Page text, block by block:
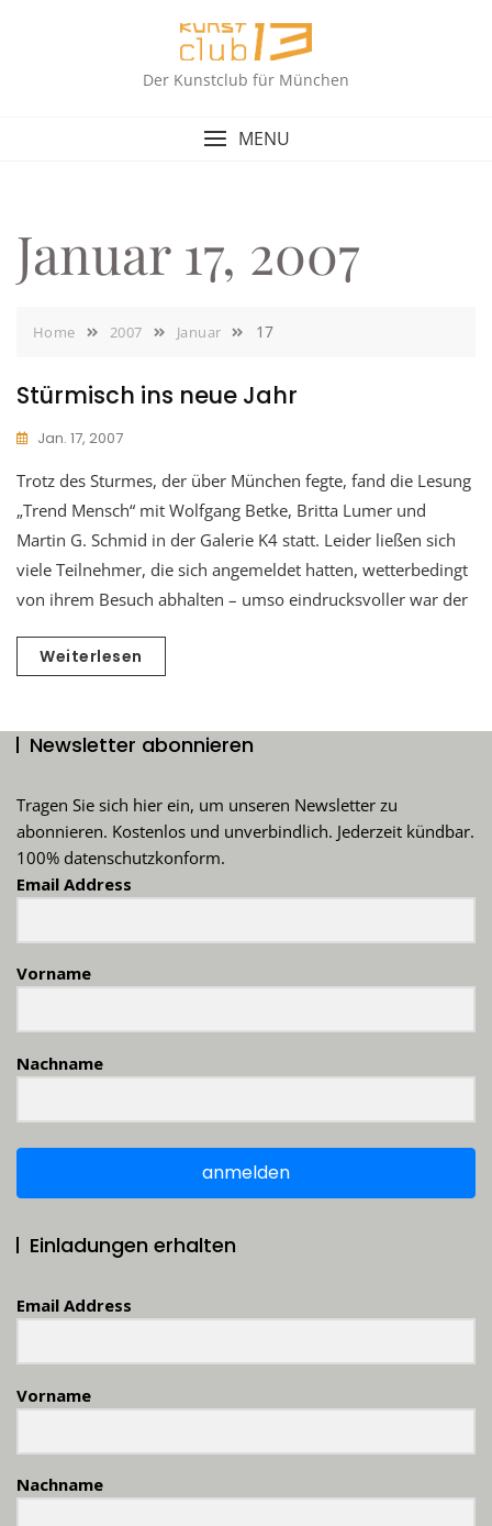
Der Kunstclub für München
MENU
Januar 17, 2007
Home 2007 Januar 17
Stürmisch ins neue Jahr
Jan. 17, 2007
Trotz des Sturmes, der über München fegte, fand die Lesung
„Trend Mensch“ mit Wolfgang Betke, Britta Lumer und
Martin G. Schmid in der Galerie K4 statt. Leider ließen sich
viele Teilnehmer, die sich angemeldet hatten, wetterbedingt
von ihrem Besuch abhalten – umso eindrucksvoller war der
Weiterlesen
Newsletter abonnieren
Tragen Sie sich hier ein, um unseren Newsletter zu
abonnieren. Kostenlos und unverbindlich. Jederzeit kündbar.
100% datenschutzkonform.
Email Address
Vorname
Nachname
anmelden
Einladungen erhalten
Email Address
Vorname
Nachname